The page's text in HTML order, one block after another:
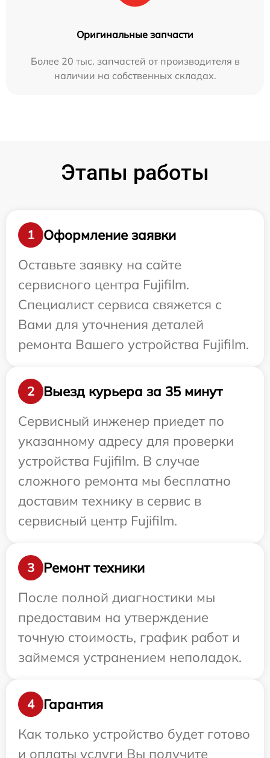
Оригинальные запчасти
Более 20 тыс. запчастей от производителя в
наличии на собственных складах.
Этапы работы
1
Оформление заявки
Оставьте заявку на сайте
сервисного центра Fujifilm.
Специалист сервиса свяжется с
Вами для уточнения деталей
ремонта Вашего устройства Fujifilm.
2
Выезд курьера за 35 минут
Сервисный инженер приедет по
указанному адресу для проверки
устройства Fujifilm. В случае
сложного ремонта мы бесплатно
доставим технику в сервис в
сервисный центр Fujifilm.
3
Ремонт техники
После полной диагностики мы
предоставим на утверждение
точную стоимость, график работ и
займемся устранением неполадок.
4
Гарантия
Как только устройство будет готово
и оплаты услуги Вы получите